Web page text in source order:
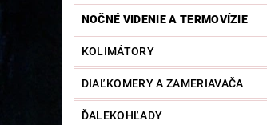
NOČNÉ VIDENIE A TERMOVÍZIE
KOLIMÁTORY
DIAĽKOMERY A ZAMERIAVAČA
ĎALEKOHĽADY